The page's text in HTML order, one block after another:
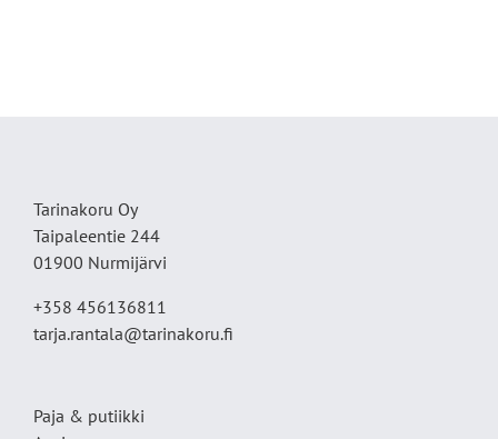
Tarinakoru Oy
Taipaleentie 244
01900 Nurmijärvi
+358 456136811
tarja.rantala@tarinakoru.fi
Paja & putiikki